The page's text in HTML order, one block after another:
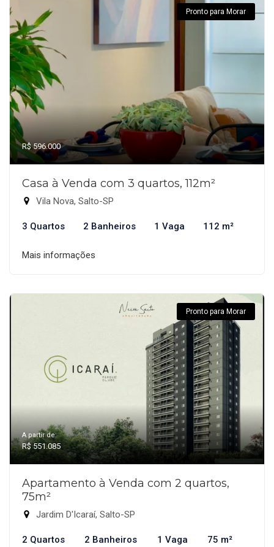
Pronto para Morar
R$ 596.000
Casa à Venda com 3 quartos, 112m²
Vila Nova, Salto-SP
3 Quartos 2 Banheiros 1 Vaga 112 m²
Mais informações
Pronto para Morar
A partir de:
R$ 551.085
Apartamento à Venda com 2 quartos,
75m²
Jardim D'Icaraí, Salto-SP
2 Quartos 2 Banheiros 1 Vaga 75 m²